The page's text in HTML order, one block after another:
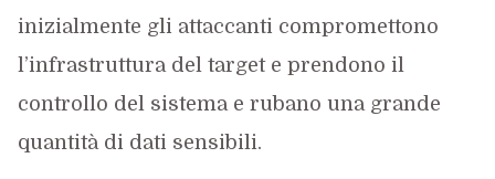
inizialmente gli attaccanti compromettono
l’infrastruttura del target e prendono il
controllo del sistema e rubano una grande
quantità di dati sensibili.